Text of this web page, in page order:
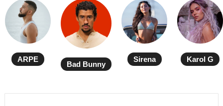
ARPE
Bad Bunny
Sirena Karol G